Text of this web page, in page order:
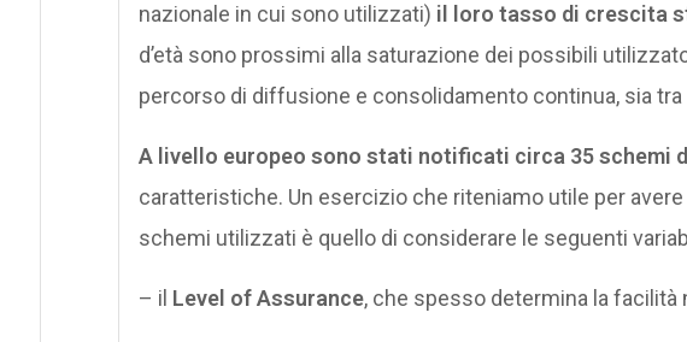
nazionale in cui sono utilizzati) il loro tasso di crescita
d’età sono prossimi alla saturazione dei possibili
percorso di diffusione e consolidamento continua, sia
A livello europeo sono stati notificati circa 35 schemi
caratteristiche. Un esercizio che riteniamo utile per
schemi utilizzati è quello di considerare le seguenti
– il Level of Assurance, che spesso determina la facilità